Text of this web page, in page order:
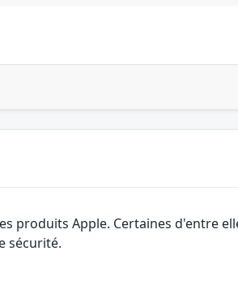
produits Apple. Certaines d'entre
sécurité.